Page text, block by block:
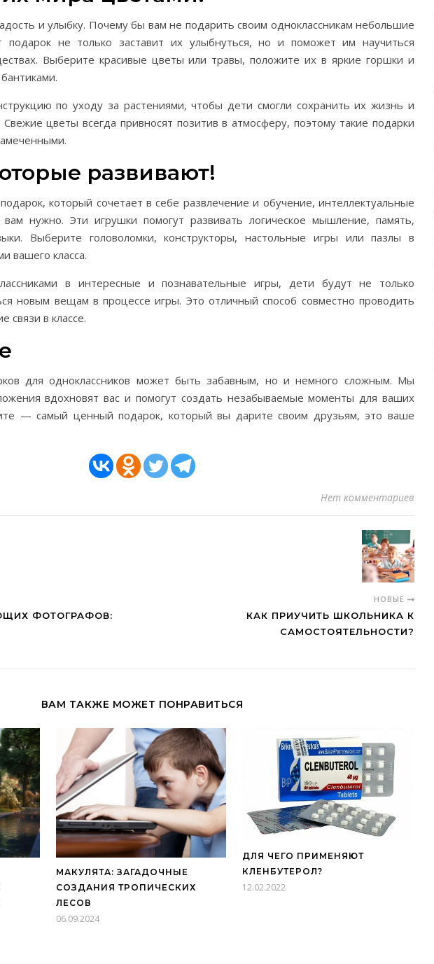
и улыбку. Почему бы вам не подарить своим одноклассникам небольшие
подарок не только заставит их улыбнуться, но и поможет им научиться
Выберите красивые цветы или травы, положите их в яркие горшки и
по уходу за растениями, чтобы дети смогли сохранить их жизнь и
цветы всегда привносят позитив в атмосферу, поэтому такие подарки
развивают!
который сочетает в себе развлечение и обучение, интеллектуальные
нужно. Эти игрушки помогут развивать логическое мышление, память,
Выберите головоломки, конструкторы, настольные игры или пазлы в
вашего класса.
в интересные и познавательные игры, дети будут не только
новым вещам в процессе игры. Это отличный способ совместно проводить
связи в классе.
для одноклассников может быть забавным, но и немного сложным. Мы
вдохновят вас и помогут создать незабываемые моменты для ваших
— самый ценный подарок, который вы дарите своим друзьям, это ваше
Нет комментариев
ФОТОГРАФОВ:
НОВЫЕ
КАК ПРИУЧИТЬ ШКОЛЬНИКА К
САМОСТОЯТЕЛЬНОСТИ?
ВАМ ТАКЖЕ МОЖЕТ ПОНРАВИТЬСЯ
МАКУЛЯТА: ЗАГАДОЧНЫЕ
СОЗДАНИЯ ТРОПИЧЕСКИХ
ЛЕСОВ
06.09.2024
ДЛЯ ЧЕГО ПРИМЕНЯЮТ
КЛЕНБУТЕРОЛ?
12.02.2022